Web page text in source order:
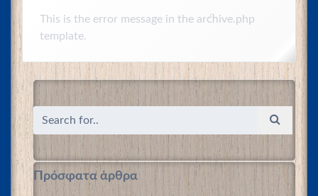
This is the error message in the archive.php
template.
Πρόσφατα άρθρα